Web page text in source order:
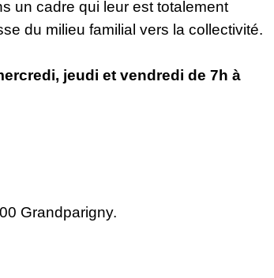
un cadre qui leur est totalement
du milieu familial vers la collectivité.
jeudi et vendredi de 7h à
Grandparigny.